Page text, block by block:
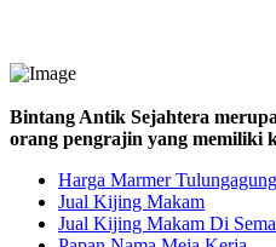
Bintang Antik Sejahtera
orang pengrajin yang memiliki
Harga Marmer
Jual Kijing Makam
Jual Kijing Makam Di